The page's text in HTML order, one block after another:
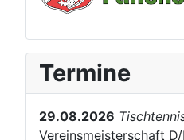
Termine
29.08.2026
Vereinsmeisterschaft